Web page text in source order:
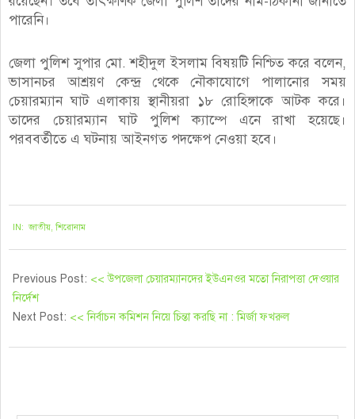
পারেনি।
জেলা পুলিশ সুপার মো. শহীদুল ইসলাম বিষয়টি নিশ্চিত করে বলেন,
ভাসানচর আশ্রয়ণ কেন্দ্র থেকে নৌকাযোগে পালানোর সময়
চেয়ারম্যান ঘাট এলাকায় স্থানীয়রা ১৮ রোহিঙ্গাকে আটক করে।
তাদের চেয়ারম্যান ঘাট পুলিশ ক্যাম্পে এনে রাখা হয়েছে।
পরববর্তীতে এ ঘটনায় আইনগত পদক্ষেপ নেওয়া হবে।
IN: জাতীয়,শিরোনাম
Previous Post: << উপজেলা চেয়ারম্যানদের ইউএনওর মতো নিরাপত্তা দেওয়ার
নির্দেশ
Next Post: << নির্বাচন কমিশন নিয়ে চিন্তা করছি না : মির্জা ফখরুল